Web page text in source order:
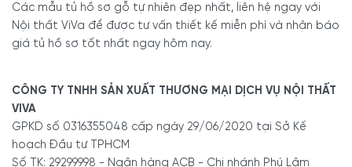
loại chất liệu sẽ có giá thành khác nhau. Để tránh tình
trạng mua phải sản phẩm không đảm bảo chất lượng, bạn
Tủ đựng giấy tờ văn phòng thiết kế theo chất liệu gỗ sẽ được
làm từ gỗ sồi, gỗ thông, gỗ bạch đàn.
Các mẫu tủ hồ sơ gỗ tự nhiên đẹp nhất, liên hệ ngay với
Nội thất ViVa để được tư vấn thiết kế miễn phí và nhận báo
giá tủ hồ sơ tốt nhất ngay hôm nay.
CÔNG TY TNHH SẢN XUẤT THƯƠNG MẠI DỊCH VỤ NỘI THẤT
VIVA
GPKD số 0316355048 cấp ngày 29/06/2020 tại Sở Kế
hoạch Đầu tư TPHCM
Số TK: 29299998 - Ngân hàng ACB - Chi nhánh Phú Lâm